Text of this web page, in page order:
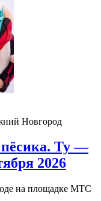
Новгород
Ту —
2026
на площадке МТС